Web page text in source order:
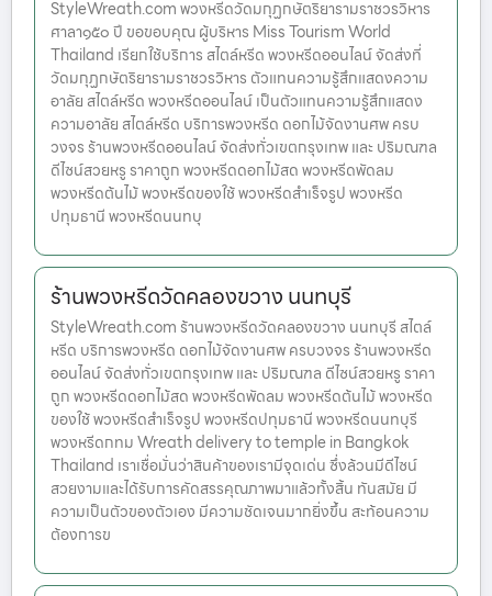
StyleWreath.com พวงหรีดวัดมกุฏกษัตริยารามราชวรวิหาร
ศาลา๑๕๐ ปี ขอขอบคุณ ผู้บริหาร Miss Tourism World
Thailand เรียกใช้บริการ สไตล์หรีด พวงหรีดออนไลน์ จัดส่งที่
วัดมกุฏกษัตริยารามราชวรวิหาร ตัวแทนความรู้สึกแสดงความ
อาลัย สไตล์หรีด พวงหรีดออนไลน์ เป็นตัวแทนความรู้สึกแสดง
ความอาลัย สไตล์หรีด บริการพวงหรีด ดอกไม้จัดงานศพ ครบ
วงจร ร้านพวงหรีดออนไลน์ จัดส่งทั่วเขตกรุงเทพ และ ปริมณฑล
ดีไซน์สวยหรู ราคาถูก พวงหรีดดอกไม้สด พวงหรีดพัดลม
พวงหรีดต้นไม้ พวงหรีดของใช้ พวงหรีดสำเร็จรูป พวงหรีด
ปทุมธานี พวงหรีดนนทบุ
ร้านพวงหรีดวัดคลองขวาง นนทบุรี
StyleWreath.com ร้านพวงหรีดวัดคลองขวาง นนทบุรี สไตล์
หรีด บริการพวงหรีด ดอกไม้จัดงานศพ ครบวงจร ร้านพวงหรีด
ออนไลน์ จัดส่งทั่วเขตกรุงเทพ และ ปริมณฑล ดีไซน์สวยหรู ราคา
ถูก พวงหรีดดอกไม้สด พวงหรีดพัดลม พวงหรีดต้นไม้ พวงหรีด
ของใช้ พวงหรีดสำเร็จรูป พวงหรีดปทุมธานี พวงหรีดนนทบุรี
พวงหรีดกทม Wreath delivery to temple in Bangkok
Thailand เราเชื่อมั่นว่าสินค้าของเรามีจุดเด่น ซึ่งล้วนมีดีไซน์
สวยงามและได้รับการคัดสรรคุณภาพมาแล้วทั้งสิ้น ทันสมัย มี
ความเป็นตัวของตัวเอง มีความชัดเจนมากยิ่งขึ้น สะท้อนความ
ต้องการข